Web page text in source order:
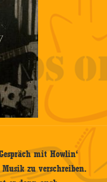
mit Howlin‘
zu verschreiben.